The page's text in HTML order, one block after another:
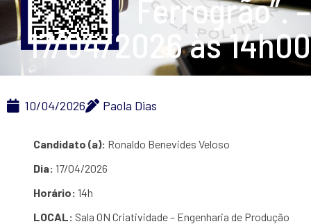
Ferrogrão”. –
17/04/2026 às 14h00
10/04/2026 Paola Dias
Candidato (a): Ronaldo Benevides Veloso
Dia: 17/04/2026
Horário: 14h
LOCAL: Sala ON Criatividade – Engenharia de Produção